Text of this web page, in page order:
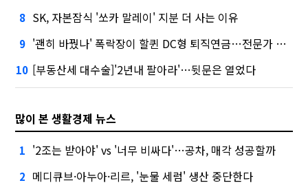
8 SK, 자본잠식 '쏘카 말레이' 지분 더 사는 이유
9 '괜히 바꿨나' 폭락장이 할퀸 DC형 퇴직연금…전문가 조언은
10 [부동산세 대수술]'2년내 팔아라'…뒷문은 열었다
많이 본 생활경제 뉴스
1 '2조는 받아야' vs '너무 비싸다'…공차, 매각 성공할까
2 메디큐브·아누아·리르, '눈물 세럼' 생산 중단한다